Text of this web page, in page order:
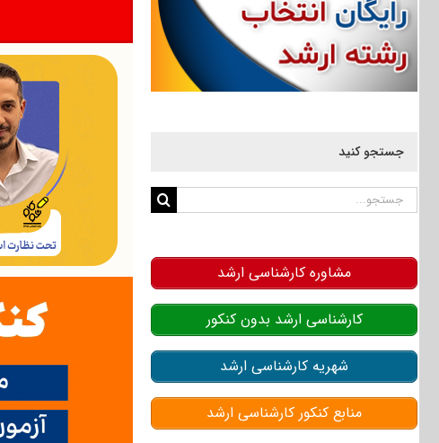
جستجو کنید
جستجو
مشاوره کارشناسی ارشد
کارشناسی ارشد بدون کنکور
شهریه کارشناسی ارشد
منابع کنکور کارشناسی ارشد